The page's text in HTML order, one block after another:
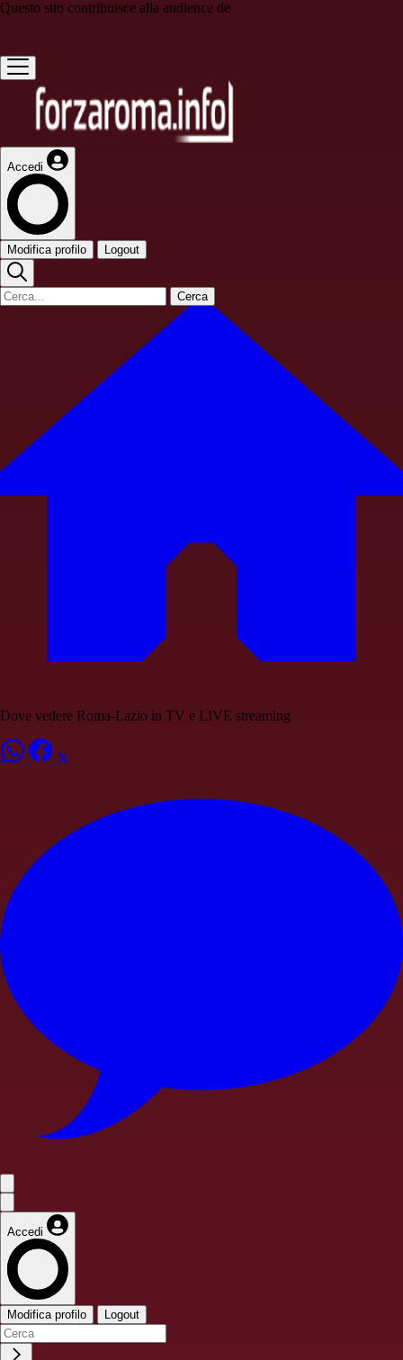
Questo sito contribuisce alla audience de
Accedi
Modifica profilo Logout
Cerca
Dove vedere Roma-Lazio in TV e LIVE streaming
Accedi
Modifica profilo Logout